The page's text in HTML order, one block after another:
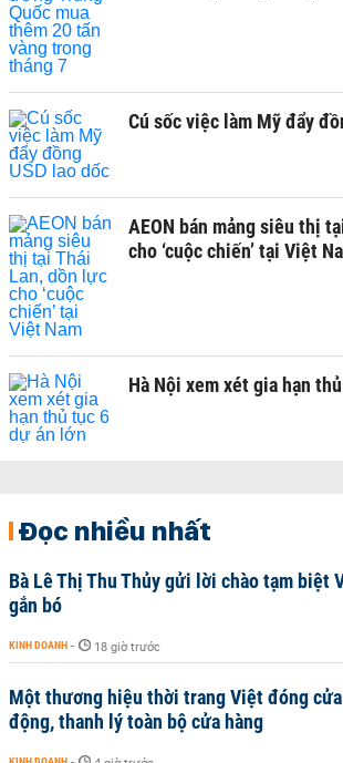
Cú sốc việc làm Mỹ đẩy
AEON bán mảng siêu thị
cho ‘cuộc chiến’ tại Việt
Hà Nội xem xét gia hạn
Đọc nhiều nhất
Bà Lê Thị Thu Thủy gửi lời chào tạm biệt
gắn bó
KINH DOANH - 18 giờ trước
Một thương hiệu thời trang Việt đóng cửa
động, thanh lý toàn bộ cửa hàng